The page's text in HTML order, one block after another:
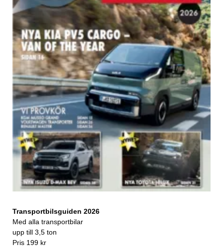
Transportbilsguiden 2026
Med alla transportbilar
upp till 3,5 ton
Pris 199 kr